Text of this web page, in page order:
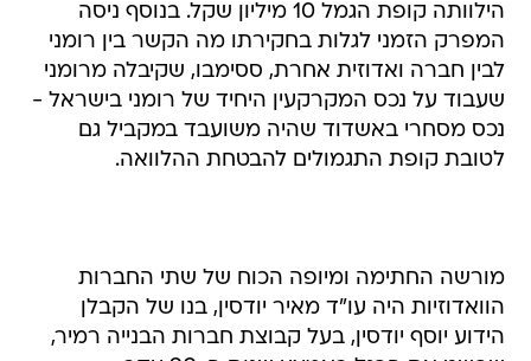
הילוותה קופת הגמל 10 מיליון שקל. בנוסף ניסה
המפרק הזמני לגלות בחקירתו מה הקשר בין רומני
לבין חברה ואדוזית אחרת, ססימבו, שקיבלה מרומני
שעבוד על נכס המקרקעין היחיד של רומני בישראל -
נכס מסחרי באשדוד שהיה משועבד במקביל גם
לטובת קופת התגמולים להבטחת ההלוואה.
מורשה החתימה ומיופה הכוח של שתי החברות
הוואדוזיות היה עו"ד מאיר יודסין, בנו של הקבלן
הידוע יוסף יודסין, בעל קבוצת חברות הבנייה רמיר,